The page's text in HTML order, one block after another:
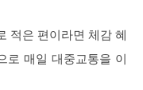
적은 편이라면 체감 혜
로 매일 대중교통을 이